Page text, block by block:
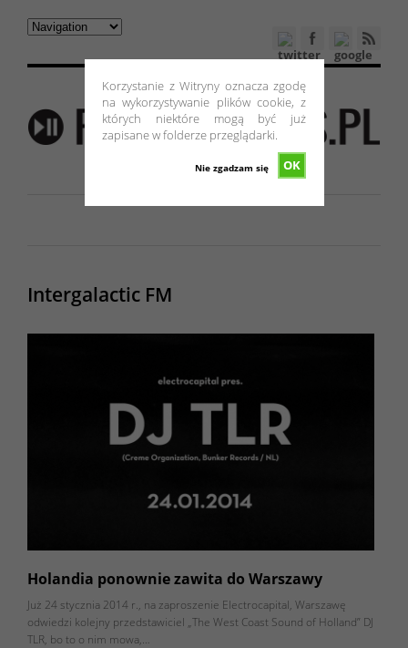
Korzystanie z Witryny oznacza zgodę
na wykorzystywanie plików cookie, z
których niektóre mogą być już
zapisane w folderze przeglądarki.
OK
Nie zgadzam się
Intergalactic FM
Holandia ponownie zawita do Warszawy
Już 24 stycznia 2014 r., na zaproszenie Electrocapital, Warszawę
odwiedzi kolejny przedstawiciel „The West Coast Sound of Holland” DJ
TLR, bo to o nim mowa,…